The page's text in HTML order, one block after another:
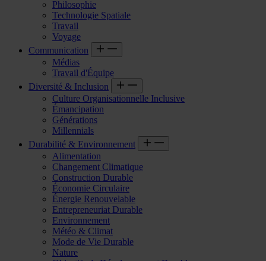
Philosophie
Technologie Spatiale
Travail
Voyage
Communication
Médias
Travail d'Équipe
Diversité & Inclusion
Culture Organisationnelle Inclusive
Émancipation
Générations
Millennials
Durabilité & Environnement
Alimentation
Changement Climatique
Construction Durable
Économie Circulaire
Énergie Renouvelable
Entrepreneuriat Durable
Environnement
Météo & Climat
Mode de Vie Durable
Nature